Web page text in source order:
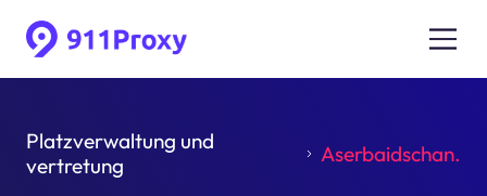
Platzverwaltung und
vertretung
Aserbaidschan.